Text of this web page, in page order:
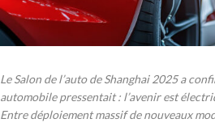
Le Salon de l’auto de Shanghai 2025 a
automobile pressentait : l’avenir est
Entre déploiement massif de nouveaux